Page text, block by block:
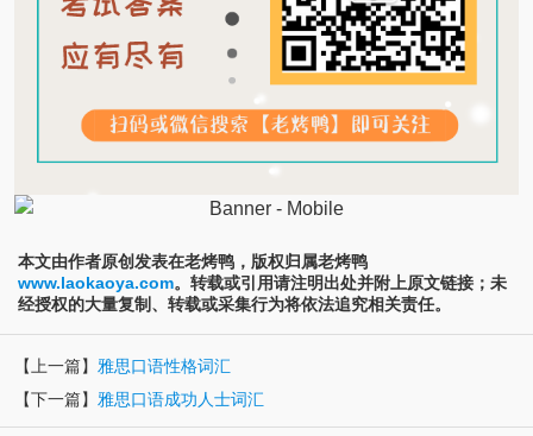
本文由作者原创发表在老烤鸭，版权归属老烤鸭
www.laokaoya.com。转载或引用请注明出处并附上原文链接；未
经授权的大量复制、转载或采集行为将依法追究相关责任。
【上一篇】 雅思口语性格词汇
【下一篇】 雅思口语成功人士词汇